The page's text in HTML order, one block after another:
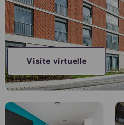
Compte
English
English
Chinese
Sélectionnez un pays
Sélectionnez une ville
Choisissez une résidence
Réservez
Portuguese
Visite virtuelle